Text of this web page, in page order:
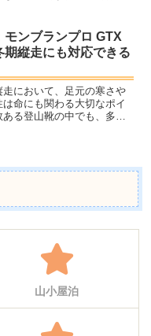
モンブランプロ GTX
期縦走にも対応できる
走において、足元の寒さや
命にも関わる大切なポイ
ある登山靴の中でも、多く
卓越した...
山小屋泊